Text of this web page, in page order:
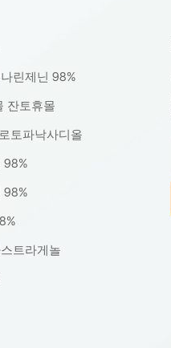
린제닌 98%
잔토휴몰
토파낙사디올
98%
98%
트라게놀